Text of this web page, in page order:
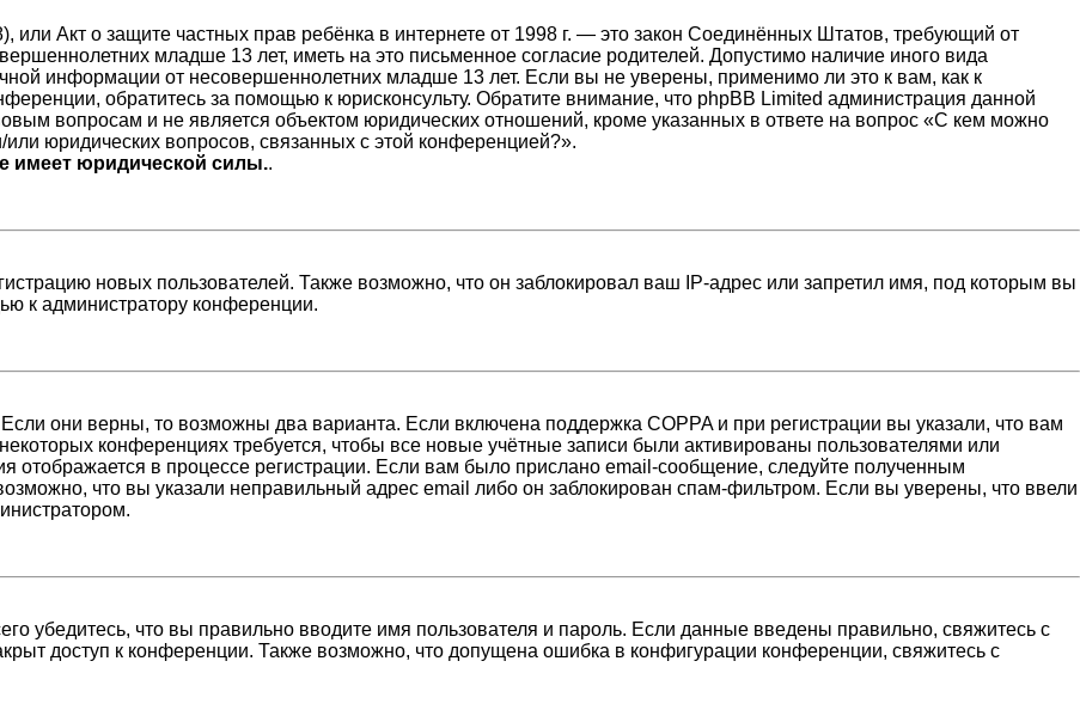
или Акт о защите частных прав ребёнка в интернете от 1998 г. — это закон Соединённых Штатов, требующий от
младше 13 лет, иметь на это письменное согласие родителей. Допустимо наличие иного вида
информации от несовершеннолетних младше 13 лет. Если вы не уверены, применимо ли это к вам, как к
обратитесь за помощью к юрисконсульту. Обратите внимание, что phpBB Limited администрация данной
вопросам и не является объектом юридических отношений, кроме указанных в ответе на вопрос «С кем можно
или юридических вопросов, связанных с этой конференцией?».
имеет юридической силы..
новых пользователей. Также возможно, что он заблокировал ваш IP-адрес или запретил имя, под которым вы
к администратору конференции.
они верны, то возможны два варианта. Если включена поддержка COPPA и при регистрации вы указали, что вам
конференциях требуется, чтобы все новые учётные записи были активированы пользователями или
отображается в процессе регистрации. Если вам было прислано email-сообщение, следуйте полученным
что вы указали неправильный адрес email либо он заблокирован спам-фильтром. Если вы уверены, что ввели
убедитесь, что вы правильно вводите имя пользователя и пароль. Если данные введены правильно, свяжитесь с
доступ к конференции. Также возможно, что допущена ошибка в конфигурации конференции, свяжитесь с